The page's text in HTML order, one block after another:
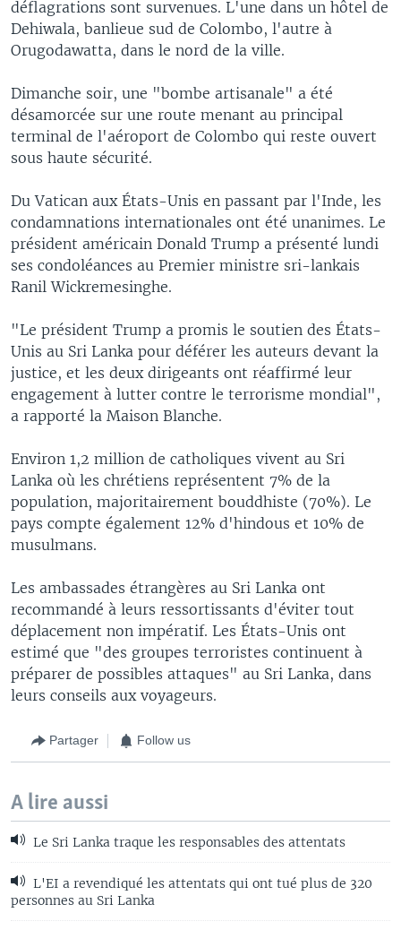
déflagrations sont survenues. L'une dans un hôtel de
Dehiwala, banlieue sud de Colombo, l'autre à
Orugodawatta, dans le nord de la ville.
Dimanche soir, une "bombe artisanale" a été
désamorcée sur une route menant au principal
terminal de l'aéroport de Colombo qui reste ouvert
sous haute sécurité.
Du Vatican aux États-Unis en passant par l'Inde, les
condamnations internationales ont été unanimes. Le
président américain Donald Trump a présenté lundi
ses condoléances au Premier ministre sri-lankais
Ranil Wickremesinghe.
"Le président Trump a promis le soutien des États-
Unis au Sri Lanka pour déférer les auteurs devant la
justice, et les deux dirigeants ont réaffirmé leur
engagement à lutter contre le terrorisme mondial",
a rapporté la Maison Blanche.
Environ 1,2 million de catholiques vivent au Sri
Lanka où les chrétiens représentent 7% de la
population, majoritairement bouddhiste (70%). Le
pays compte également 12% d'hindous et 10% de
musulmans.
Les ambassades étrangères au Sri Lanka ont
recommandé à leurs ressortissants d'éviter tout
déplacement non impératif. Les États-Unis ont
estimé que "des groupes terroristes continuent à
préparer de possibles attaques" au Sri Lanka, dans
leurs conseils aux voyageurs.
Partager Follow us
A lire aussi
Le Sri Lanka traque les responsables des attentats
L'EI a revendiqué les attentats qui ont tué plus de 320
personnes au Sri Lanka